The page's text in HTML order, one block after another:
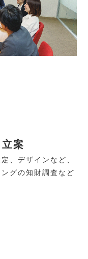
案
、デザインなど、
グの知財調査など